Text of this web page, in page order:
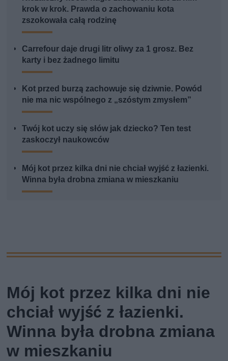
krok w krok. Prawda o zachowaniu kota
zszokowała całą rodzinę
Carrefour daje drugi litr oliwy za 1 grosz. Bez
karty i bez żadnego limitu
Kot przed burzą zachowuje się dziwnie. Powód
nie ma nic wspólnego z „szóstym zmysłem”
Twój kot uczy się słów jak dziecko? Ten test
zaskoczył naukowców
Mój kot przez kilka dni nie chciał wyjść z łazienki.
Winna była drobna zmiana w mieszkaniu
Mój kot przez kilka dni nie
chciał wyjść z łazienki.
Winna była drobna zmiana
w mieszkaniu